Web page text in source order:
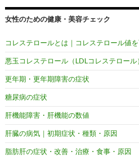
女性のための健康・美容チェック
コレステロールとは｜コレステロール値
悪玉コレステロール（LDLコレステロー
更年期・更年期障害の症状
糖尿病の症状
肝機能障害・肝機能の数値
肝臓の病気｜初期症状・種類・原因
脂肪肝の症状・改善・治療・食事・原因